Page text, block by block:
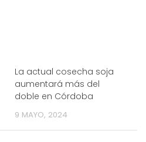
La actual cosecha soja
aumentará más del
doble en Córdoba
9 MAYO, 2024